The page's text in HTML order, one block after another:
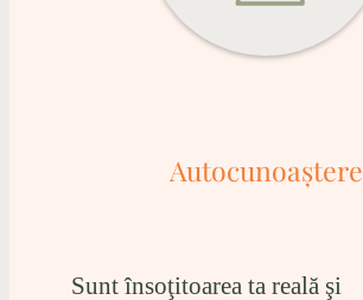
Autocunoaştere
Sunt însoţitoarea ta reală şi